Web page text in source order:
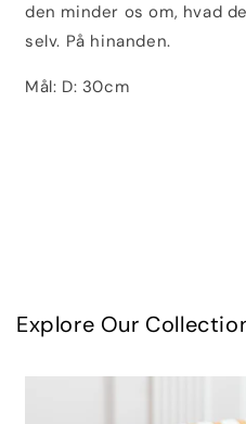
den minder os om, hvad
selv. På hinanden.
Mål: D: 30cm
Explore Our